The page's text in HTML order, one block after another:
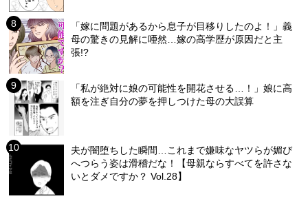
「嫁に問題があるから息子が目移りしたのよ！」義
母の驚きの見解に唖然…嫁の高学歴が原因だと主
張!?
「私が絶対に娘の可能性を開花させる…！」娘に高
額を注ぎ自分の夢を押しつけた母の大誤算
夫が闇堕ちした瞬間…これまで嫌味なヤツらが媚び
へつらう姿は滑稽だな！【母親ならすべてを許さな
いとダメですか？ Vol.28】